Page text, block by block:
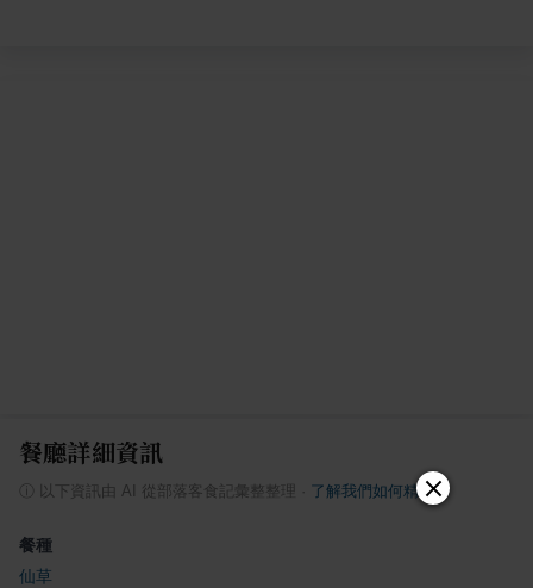
餐廳詳細資訊
以下資訊由 AI 從部落客食記彙整整理 了解我們如何精選
餐種
仙草